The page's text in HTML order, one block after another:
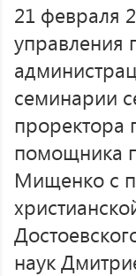
21 февраля
управления
семинарии
проректора
помощника
Мищенко с
наук